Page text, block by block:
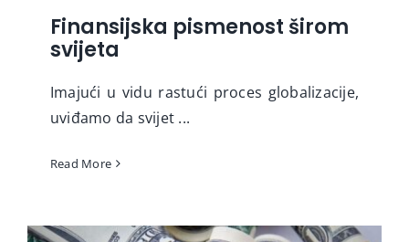
Finansijska pismenost širom
svijeta
Imajući u vidu rastući proces globalizacije,
uviđamo da svijet ...
Read More